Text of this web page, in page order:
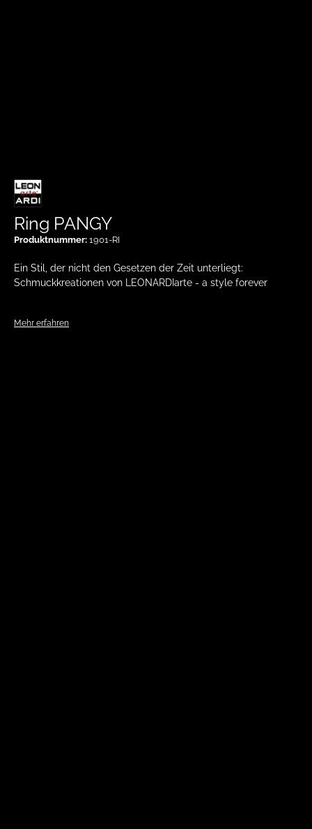
Ein Stil, der nicht den Gesetzen der Zeit unterliegt:
Schmuckkreationen von LEONARDIarte - a style forever
Mehr erfahren
Ring PANGY
Produktnummer: 1901-RI